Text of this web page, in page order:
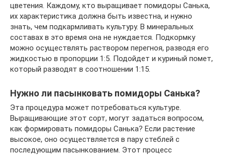
цветения. Каждому, кто выращивает помидоры Санька,
их характеристика должна быть известна, и нужно
знать, чем подкармливать культуру. В минеральных
составах в это время она не нуждается. Подкормку
можно осуществлять раствором перегноя, разводя его
жидкостью в пропорции 1:5. Подойдет и куриный помет,
который разводят в соотношении 1:15.
Нужно ли пасынковать помидоры Санька?
Эта процедура может потребоваться культуре.
Выращивающие этот сорт, могут задаться вопросом,
как формировать помидоры Санька? Если растение
высокое, оно осуществляется в пару стеблей с
последующим пасынкованием. Этот процесс